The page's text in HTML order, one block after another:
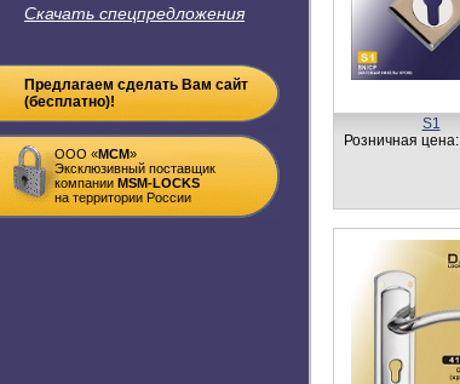
Скачать спецпредложения
Предлагаем сделать Вам сайт
(бесплатно)!
ООО «MСM»
Эксклюзивный поставщик
компании MSM-LOCKS
на территории России
S1
Розничная цена: